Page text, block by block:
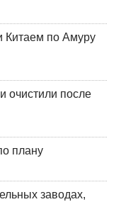
Китаем по Амуру
очистили после
плану
заводах,